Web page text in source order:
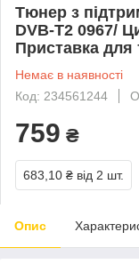
Тюнер з
DVB-T2 0967/
Приставка для
Немає в наявності
Код: 234561244
759 ₴
683,10 ₴ від 2 шт.
Опис